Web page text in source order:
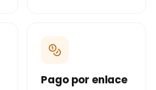
Pago por enlace